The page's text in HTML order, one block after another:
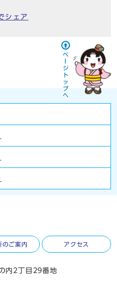
シェア
のご案内 アクセス
内2丁目29番地